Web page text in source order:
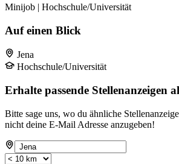
Minijob | Hochschule/Universität
Auf einen Blick
Jena
Hochschule/Universität
Erhalte passende Stellenanzeigen
Bitte sage uns, wo du ähnliche
nicht deine E-Mail Adresse anzugeben!